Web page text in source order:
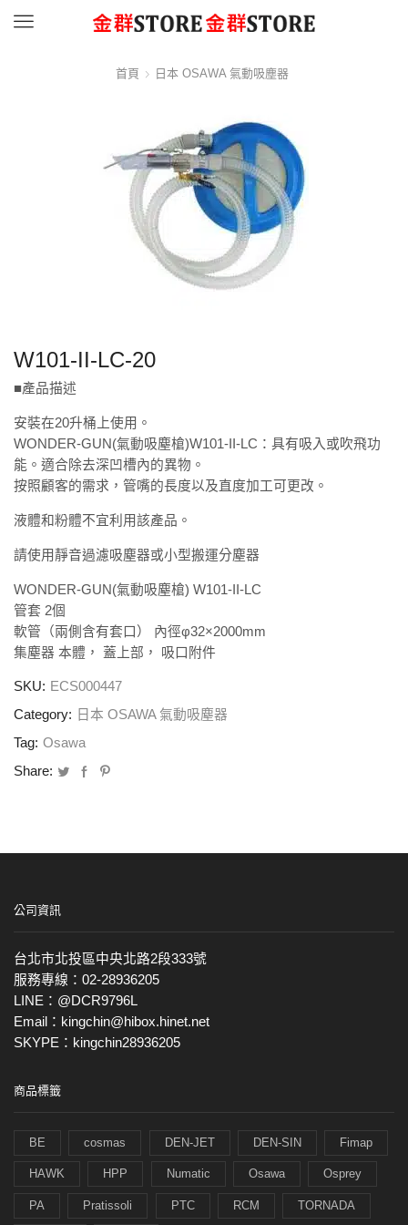
Menu
首頁 日本 OSAWA 氣動吸塵器
W101-II-LC-20
■產品描述
安裝在20升桶上使用。
WONDER-GUN(氣動吸塵槍)W101-II-LC：具有吸入或吹飛功
能。 適合除去深凹槽內的異物。
按照顧客的需求，管嘴的長度以及直度加工可更改。
液體和粉體不宜利用該產品。
請使用靜音過濾吸塵器或小型搬運分塵器
WONDER-GUN(氣動吸塵槍) W101-II-LC
管套 2個
軟管（兩側含有套口） 內徑φ32×2000mm
集塵器 本體， 蓋上部， 吸口附件
SKU: ECS000447
Category: 日本 OSAWA 氣動吸塵器
Tag: Osawa
Share:
公司資訊
台北市北投區中央北路2段333號
服務專線：02-28936205
LINE：@DCR9796L
Email：kingchin@hibox.hinet.net
SKYPE：kingchin28936205
商品標籤
BE cosmas DEN-JET DEN-SIN Fimap
HAWK HPP Numatic Osawa Osprey
PA Pratissoli PTC RCM TORNADA